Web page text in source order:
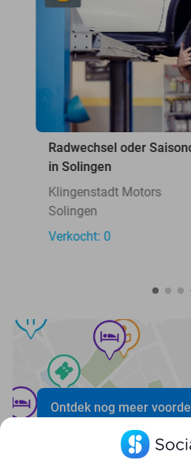
Radwechsel oder
in Solingen
Klingenstadt Motors
Solingen
Verkocht: 0
Ontdek nog meer